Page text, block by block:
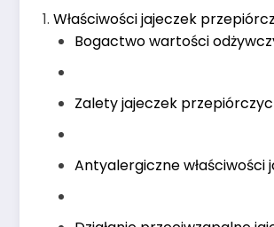
Właściwości jajeczek
Bogactwo wartości
Zalety jajeczek
Antyalergiczne